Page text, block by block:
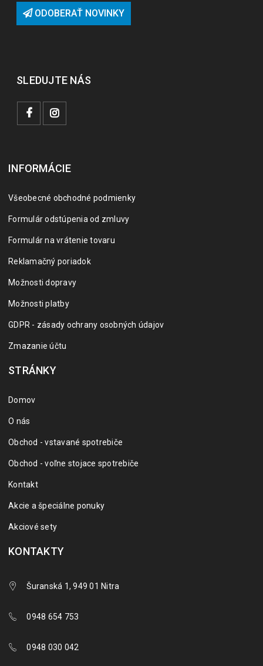
ODOBERAŤ NOVINKY
SLEDUJTE NÁS
INFORMÁCIE
Všeobecné obchodné podmienky
Formulár odstúpenia od zmluvy
Formulár na vrátenie tovaru
Reklamačný poriadok
Možnosti dopravy
Možnosti platby
GDPR - zásady ochrany osobných údajov
Zmazanie účtu
STRÁNKY
Domov
O nás
Obchod - vstavané spotrebiče
Obchod - voľne stojace spotrebiče
Kontakt
Akcie a špeciálne ponuky
Akciové sety
KONTAKTY
Šuranská 1, 949 01 Nitra
0948 654 753
0948 030 042